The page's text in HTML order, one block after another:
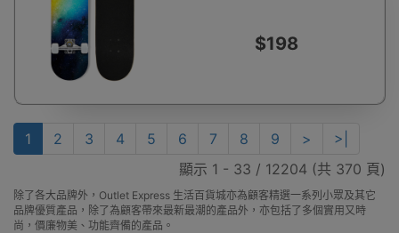
$198
1 2 3 4 5 6 7 8 9 >
>|
顯示 1 - 33 / 12204 (共 370 頁)
除了各大品牌外，Outlet Express 生活百貨城亦為顧客精選一系列小眾及其它
品牌優質產品，除了為顧客帶來最新最潮的產品外，亦包括了多個實用又時
尚，價廉物美、功能齊備的產品。